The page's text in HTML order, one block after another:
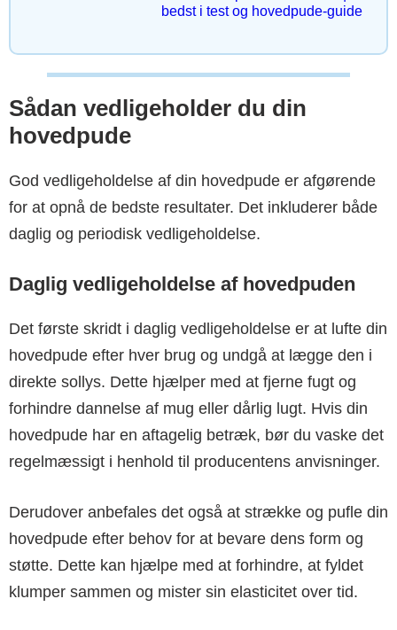
bedst i test og hovedpude-guide
Sådan vedligeholder du din
hovedpude
God vedligeholdelse af din hovedpude er afgørende
for at opnå de bedste resultater. Det inkluderer både
daglig og periodisk vedligeholdelse.
Daglig vedligeholdelse af hovedpuden
Det første skridt i daglig vedligeholdelse er at lufte din
hovedpude efter hver brug og undgå at lægge den i
direkte sollys. Dette hjælper med at fjerne fugt og
forhindre dannelse af mug eller dårlig lugt. Hvis din
hovedpude har en aftagelig betræk, bør du vaske det
regelmæssigt i henhold til producentens anvisninger.
Derudover anbefales det også at strække og pufle din
hovedpude efter behov for at bevare dens form og
støtte. Dette kan hjælpe med at forhindre, at fyldet
klumper sammen og mister sin elasticitet over tid.